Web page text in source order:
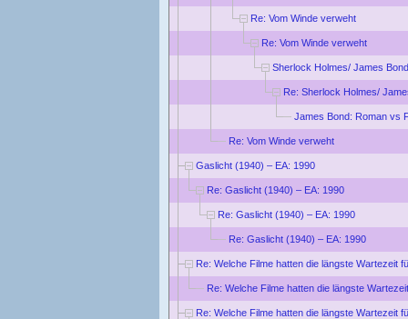
Re: Vom Winde verweht
Re: Vom Winde verweht
Sherlock Holmes/ James
Re: Sherlock Holmes/
James Bond: Roman vs
Re: Vom Winde verweht
Gaslicht (1940) – EA: 1990
Re: Gaslicht (1940) – EA: 1990
Re: Gaslicht (1940) – EA: 1990
Re: Gaslicht (1940) – EA: 1990
Re: Welche Filme hatten die längste Wartezeit
Re: Welche Filme hatten die längste
Re: Welche Filme hatten die längste Wartezeit